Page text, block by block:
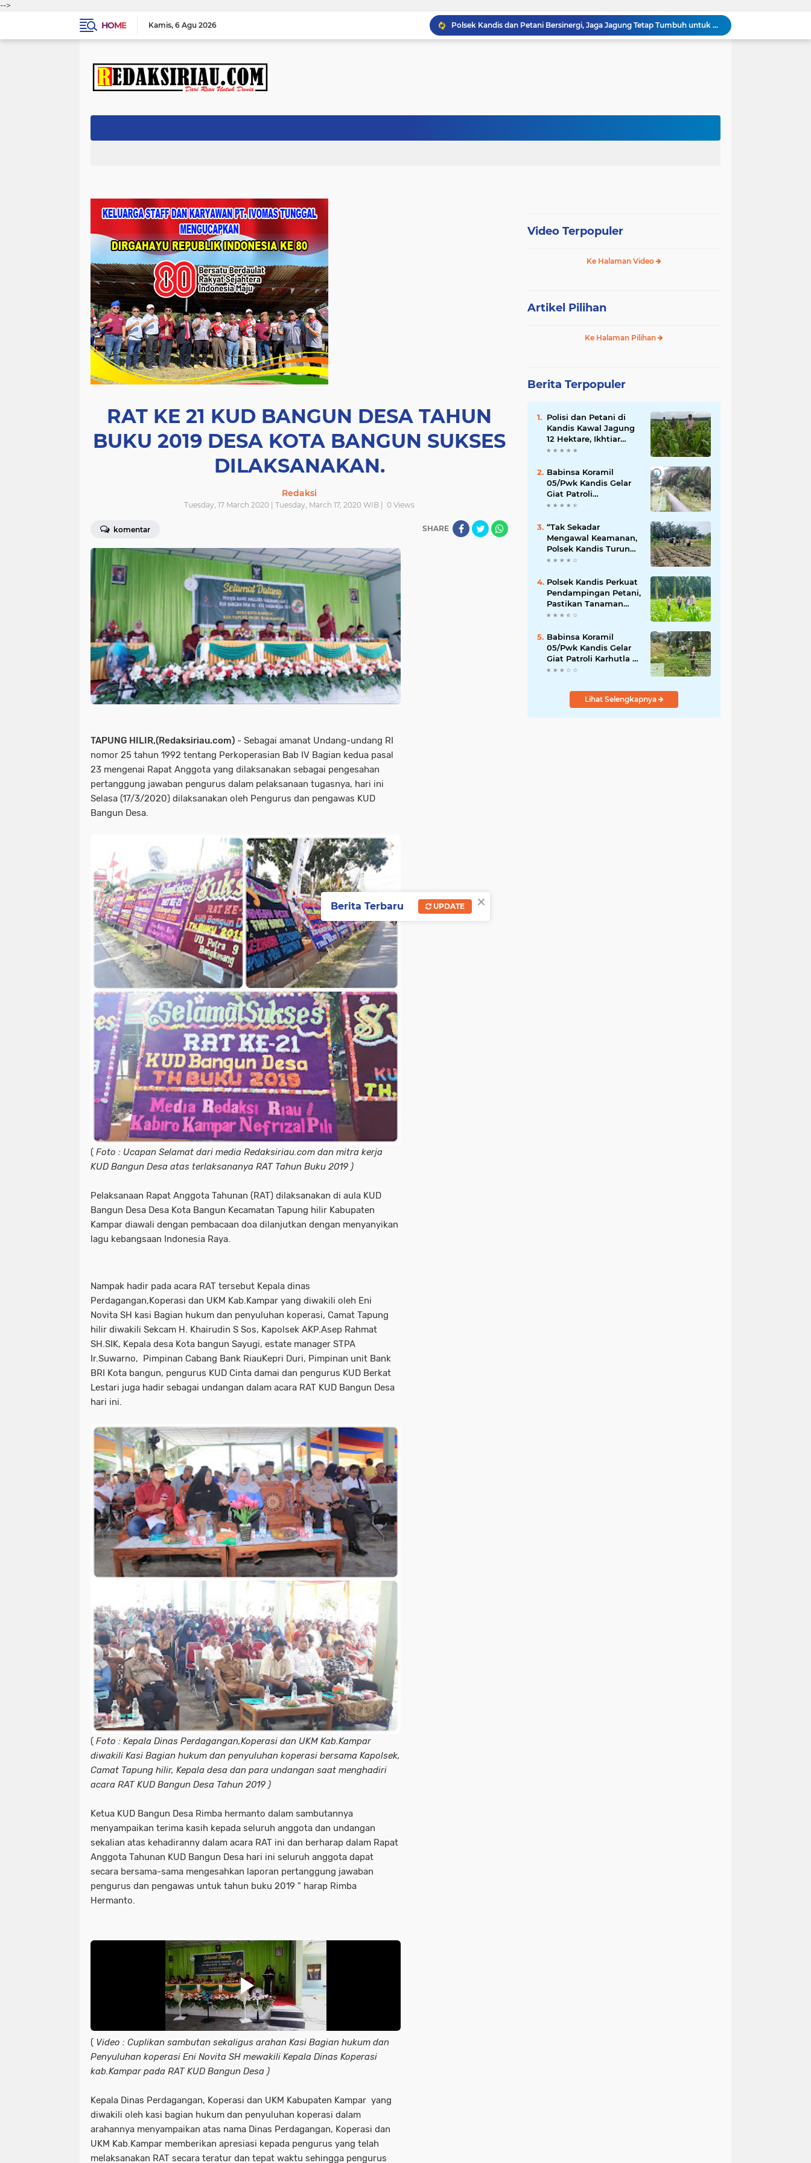
-->
HOME
Kamis 6 Agu 2026
Babinsa Kopda Dedi Irawan Melakukan Pendampingan Vaksinasi PMK
Babinsa Kelurahan Kandis Kota Berpatroli Karhutla Bersama Warga Tempatan
Babinsa Kandis Berpatroli Karhutla di Wilayah Kampung Sam Sam
RAT KE 21 KUD BANGUN DESA TAHUN
BUKU 2019 DESA KOTA BANGUN SUKSES
DILAKSANAKAN.
Redaksi
Tuesday, 17 March 2020 | Tuesday, March 17, 2020 WIB | 0 Views
komentar SHARE
TAPUNG HILIR,(Redaksiriau.com) - Sebagai amanat Undang-undang RI
nomor 25 tahun 1992 tentang Perkoperasian Bab IV Bagian kedua pasal
23 mengenai Rapat Anggota yang dilaksanakan sebagai pengesahan
pertanggung jawaban pengurus dalam pelaksanaan tugasnya, hari ini
Selasa (17/3/2020) dilaksanakan oleh Pengurus dan pengawas KUD
Bangun Desa.
( Foto : Ucapan Selamat dari media Redaksiriau.com dan mitra kerja
KUD Bangun Desa atas terlaksananya RAT Tahun Buku 2019 )
Pelaksanaan Rapat Anggota Tahunan (RAT) dilaksanakan di aula KUD
Bangun Desa Desa Kota Bangun Kecamatan Tapung hilir Kabupaten
Kampar diawali dengan pembacaan doa dilanjutkan dengan menyanyikan
lagu kebangsaan Indonesia Raya.
Nampak hadir pada acara RAT tersebut Kepala dinas
Perdagangan,Koperasi dan UKM Kab.Kampar yang diwakili oleh Eni
Novita SH kasi Bagian hukum dan penyuluhan koperasi, Camat Tapung
hilir diwakili Sekcam H. Khairudin S Sos, Kapolsek AKP.Asep Rahmat
SH.SIK, Kepala desa Kota bangun Sayugi, estate manager STPA
Ir.Suwarno, Pimpinan Cabang Bank RiauKepri Duri, Pimpinan unit Bank
BRI Kota bangun, pengurus KUD Cinta damai dan pengurus KUD Berkat
Lestari juga hadir sebagai undangan dalam acara RAT KUD Bangun Desa
hari ini.
( Foto : Kepala Dinas Perdagangan,Koperasi dan UKM Kab.Kampar
diwakili Kasi Bagian hukum dan penyuluhan koperasi bersama Kapolsek,
Camat Tapung hilir, Kepala desa dan para undangan saat menghadiri
acara RAT KUD Bangun Desa Tahun 2019 )
Ketua KUD Bangun Desa Rimba hermanto dalam sambutannya
menyampaikan terima kasih kepada seluruh anggota dan undangan
sekalian atas kehadiranny dalam acara RAT ini dan berharap dalam Rapat
Anggota Tahunan KUD Bangun Desa hari ini seluruh anggota dapat
secara bersama-sama mengesahkan laporan pertanggung jawaban
pengurus dan pengawas untuk tahun buku 2019 " harap Rimba
Hermanto.
( Video : Cuplikan sambutan sekaligus arahan Kasi Bagian hukum dan
Penyuluhan koperasi Eni Novita SH mewakili Kepala Dinas Koperasi
kab.Kampar pada RAT KUD Bangun Desa )
Kepala Dinas Perdagangan, Koperasi dan UKM Kabupaten Kampar yang
diwakili oleh kasi bagian hukum dan penyuluhan koperasi dalam
arahannya menyampaikan atas nama Dinas Perdagangan, Koperasi dan
UKM Kab.Kampar memberikan apresiasi kepada pengurus yang telah
melaksanakan RAT secara teratur dan tepat waktu sehingga pengurus
Video Terpopuler
Ke Halaman Video
Artikel Pilihan
Ke Halaman Pilihan
Berita Terpopuler
Polisi dan Petani di
Kandis Kawal Jagung
12 Hektare, Ikhtiar
Menjaga Ketahanan
Babinsa Koramil
05/Pwk Kandis Gelar
Giat Patroli
Pengamanan Line
Kandis Kandis
“Tak Sekadar
Mengawal Keamanan,
Polsek Kandis Turun
ke Lahan Jagung
Pangan
Polsek Kandis Perkuat
Pendampingan Petani,
Pastikan Tanaman
Jagung Tumbuh
Swasembada Pangan
Nasional
Babinsa Koramil
05/Pwk Kandis Gelar
Giat Patroli Karhutla di
Wilayah Kelurahan
Lihat Selengkapnya
×
Berita Terbaru UPDATE